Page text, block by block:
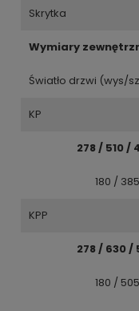
Skrytka
Wymiary
Światło drzwi (wys/
KP
278 / 510 /
180 /
KPP
278 / 630 /
180 /